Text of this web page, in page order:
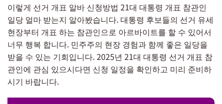
이렇게 선거 개표 알바 신청방법 21대 대통령 개표 참관인
일당 얼마 받는지 알아봤습니다. 대통령 후보들의 선거 유세
현장부터 개표 하는 참관인으로 아르바이트를 할 수 있어서
너무 행복 합니다. 민주주의 현장 경험과 함께 좋은 일당을
받을 수 있는 기회입니다. 2025년 21대 대통령 선거 개표 참
관인에 관심 있으시다면 신청 일정을 확인하고 미리 준비하
시기 바랍니다.